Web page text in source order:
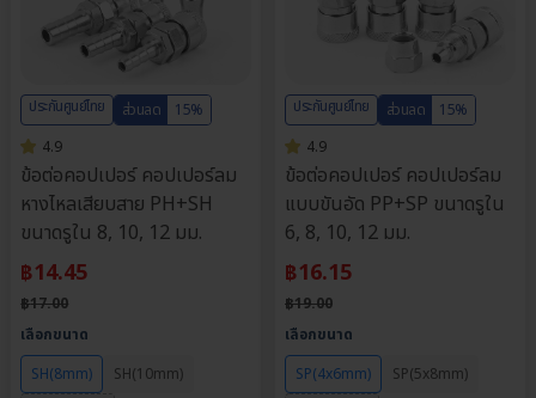
ประกันศูนย์ไทย ส่วนลด
15%
4.9
ข้อต่อคอปเปอร์ คอปเปอร์ลม
หางไหลเสียบสาย PH+SH
ขนาดรูใน 8, 10, 12 มม.
฿14.45
฿17.00
เลือกขนาด
SH(8mm)
SH(10mm)
ประกันศูนย์ไทย ส่วนลด
15%
4.9
ข้อต่อคอปเปอร์ คอปเปอร์ลม
แบบขันอัด PP+SP ขนาดรูใน
6, 8, 10, 12 มม.
฿16.15
฿19.00
เลือกขนาด
SP(4x6mm)
SP(5x8mm)